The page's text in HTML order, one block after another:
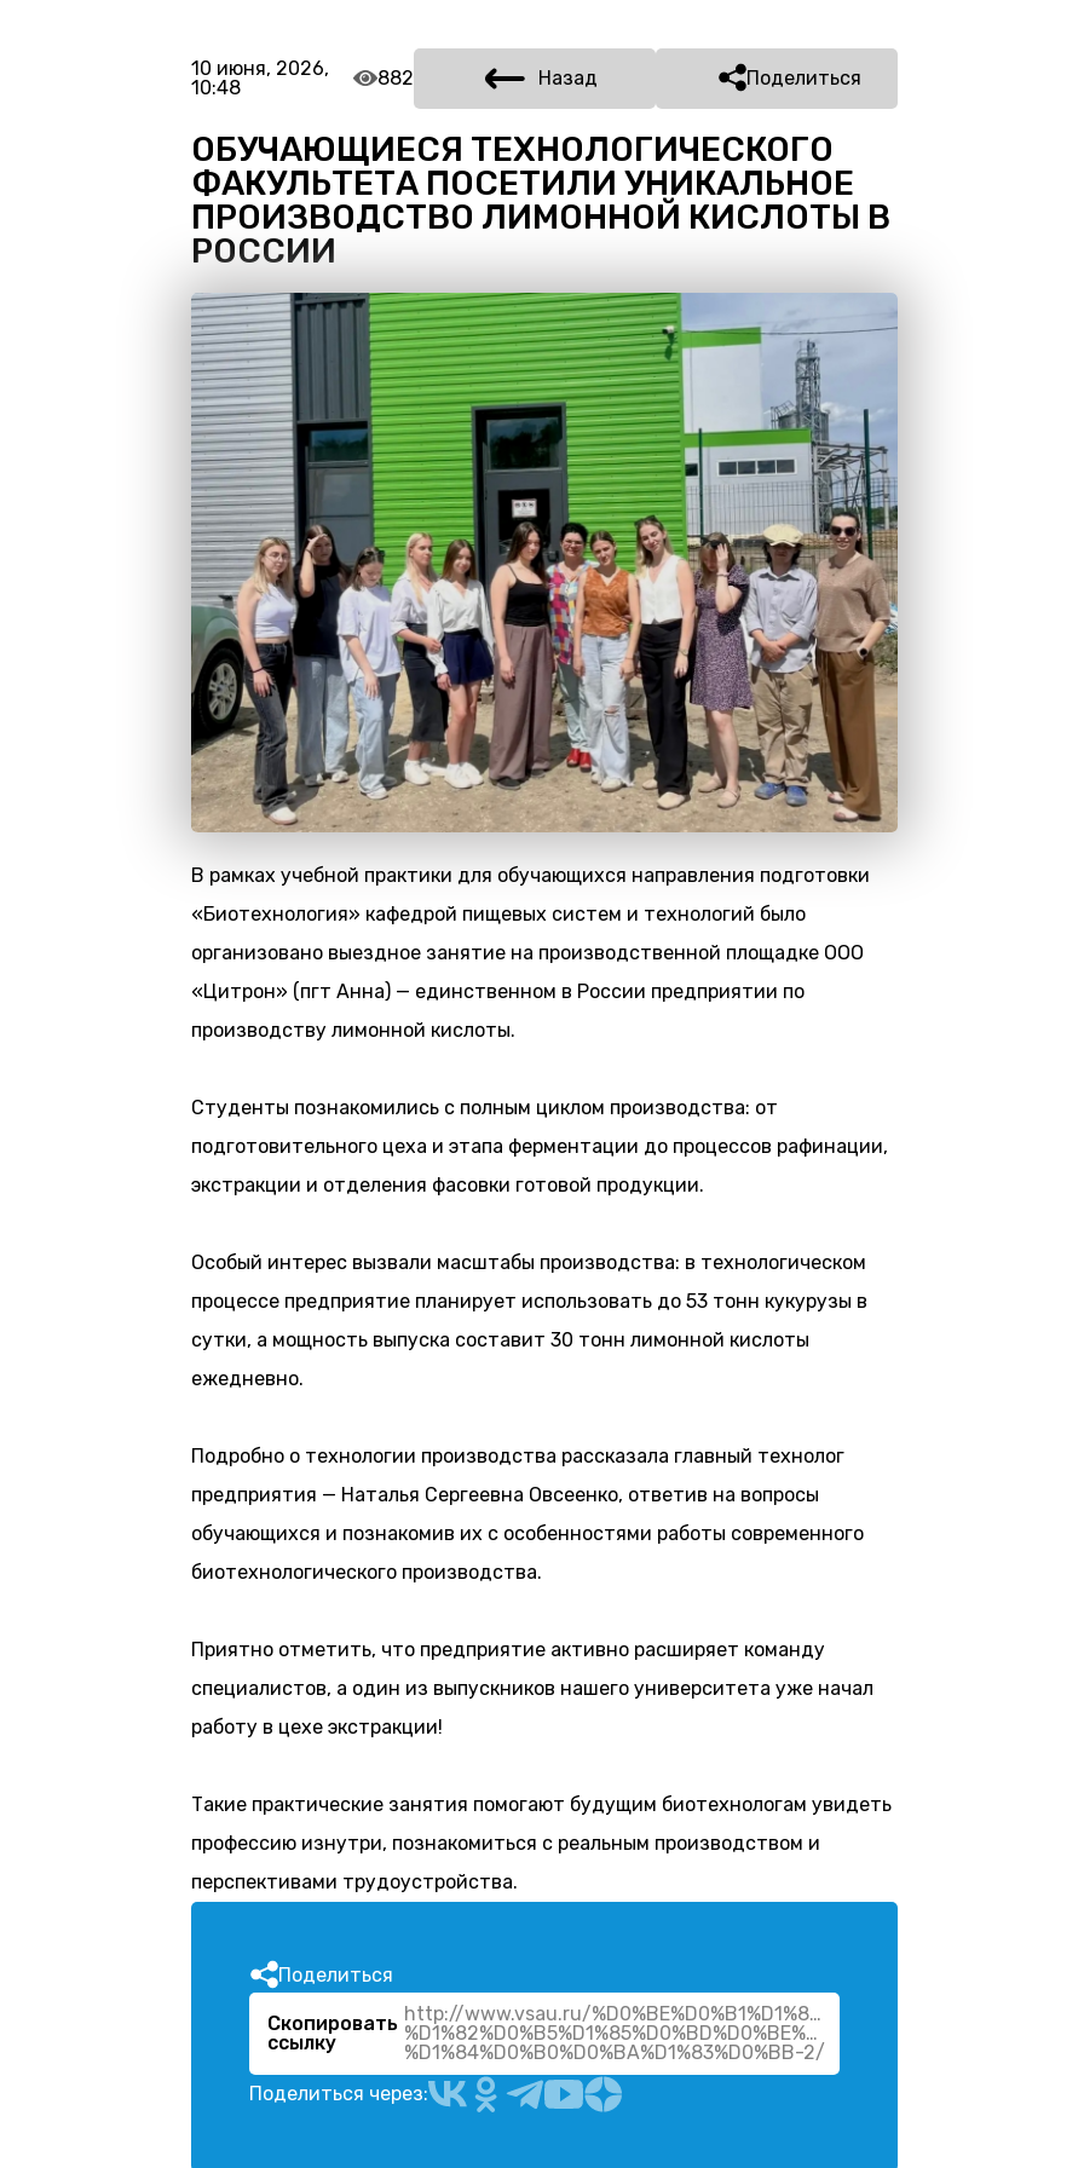
10 июня, 2026,
10:48
882 Назад Поделиться
ОБУЧАЮЩИЕСЯ ТЕХНОЛОГИЧЕСКОГО
ФАКУЛЬТЕТА ПОСЕТИЛИ УНИКАЛЬНОЕ
ПРОИЗВОДСТВО ЛИМОННОЙ КИСЛОТЫ В
РОССИИ
В рамках учебной практики для обучающихся направления подготовки
«Биотехнология» кафедрой пищевых систем и технологий было
организовано выездное занятие на производственной площадке ООО
«Цитрон» (пгт Анна) — единственном в России предприятии по
производству лимонной кислоты.
Студенты познакомились с полным циклом производства: от
подготовительного цеха и этапа ферментации до процессов рафинации,
экстракции и отделения фасовки готовой продукции.
Особый интерес вызвали масштабы производства: в технологическом
процессе предприятие планирует использовать до 53 тонн кукурузы в
сутки, а мощность выпуска составит 30 тонн лимонной кислоты
ежедневно.
Подробно о технологии производства рассказала главный технолог
предприятия — Наталья Сергеевна Овсеенко, ответив на вопросы
обучающихся и познакомив их с особенностями работы современного
биотехнологического производства.
Приятно отметить, что предприятие активно расширяет команду
специалистов, а один из выпускников нашего университета уже начал
работу в цехе экстракции!
Такие практические занятия помогают будущим биотехнологам увидеть
профессию изнутри, познакомиться с реальным производством и
перспективами трудоустройства.
Поделиться
Скопировать
ссылку
http://www.vsau.ru/
%D1%84%D0%B0%D0%BA%D1%83%D0%BB-2/
Поделиться через: